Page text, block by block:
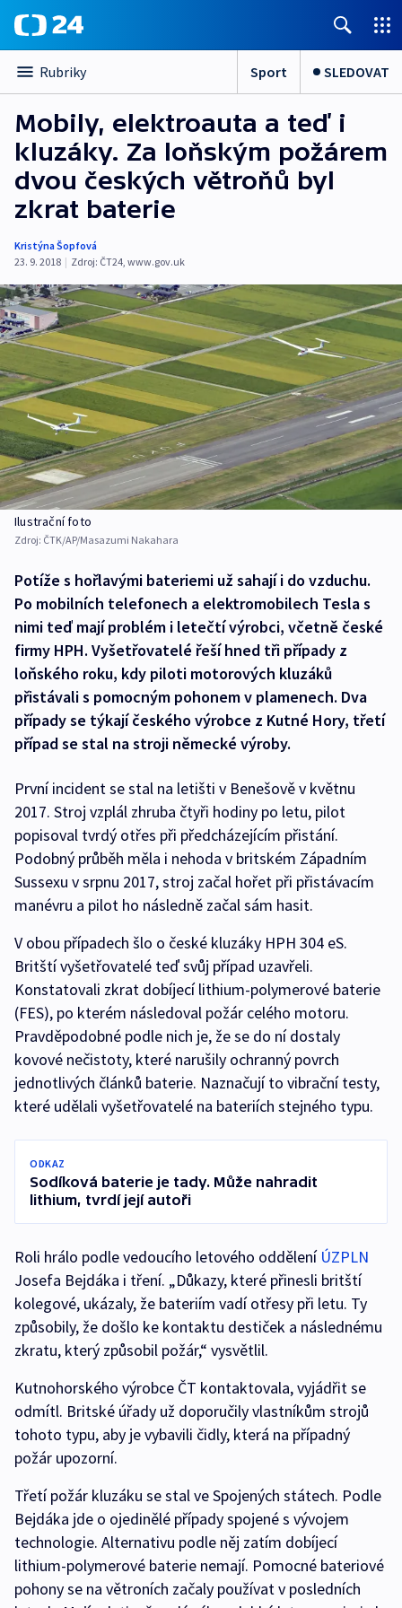
Rubriky Sport SLEDOVAT
Mobily, elektroauta a teď i
kluzáky. Za loňským požárem
dvou českých větroňů byl
zkrat baterie
Kristýna Šopfová
23. 9. 2018 | Zdroj: ČT24, www.gov.uk
Ilustrační foto
Zdroj: ČTK/AP/Masazumi Nakahara
Potíže s hořlavými bateriemi už sahají i do vzduchu.
Po mobilních telefonech a elektromobilech Tesla s
nimi teď mají problém i letečtí výrobci, včetně české
firmy HPH. Vyšetřovatelé řeší hned tři případy z
loňského roku, kdy piloti motorových kluzáků
přistávali s pomocným pohonem v plamenech. Dva
případy se týkají českého výrobce z Kutné Hory, třetí
případ se stal na stroji německé výroby.
První incident se stal na letišti v Benešově v květnu
2017. Stroj vzplál zhruba čtyři hodiny po letu, pilot
popisoval tvrdý otřes při předcházejícím přistání.
Podobný průběh měla i nehoda v britském Západním
Sussexu v srpnu 2017, stroj začal hořet při přistávacím
manévru a pilot ho následně začal sám hasit.
V obou případech šlo o české kluzáky HPH 304 eS.
Britští vyšetřovatelé teď svůj případ uzavřeli.
Konstatovali zkrat dobíjecí lithium-polymerové baterie
(FES), po kterém následoval požár celého motoru.
Pravděpodobné podle nich je, že se do ní dostaly
kovové nečistoty, které narušily ochranný povrch
jednotlivých článků baterie. Naznačují to vibrační testy,
které udělali vyšetřovatelé na bateriích stejného typu.
ODKAZ
Sodíková baterie je tady. Může nahradit
lithium, tvrdí její autoři
Roli hrálo podle vedoucího letového oddělení ÚZPLN
Josefa Bejdáka i tření. „Důkazy, které přinesli britští
kolegové, ukázaly, že bateriím vadí otřesy při letu. Ty
způsobily, že došlo ke kontaktu destiček a následnému
zkratu, který způsobil požár,“ vysvětlil.
Kutnohorského výrobce ČT kontaktovala, vyjádřit se
odmítl. Britské úřady už doporučily vlastníkům strojů
tohoto typu, aby je vybavili čidly, která na případný
požár upozorní.
Třetí požár kluzáku se stal ve Spojených státech. Podle
Bejdáka jde o ojedinělé případy spojené s vývojem
technologie. Alternativu podle něj zatím dobíjecí
lithium-polymerové baterie nemají. Pomocné bateriové
pohony se na větroních začaly používat v posledních